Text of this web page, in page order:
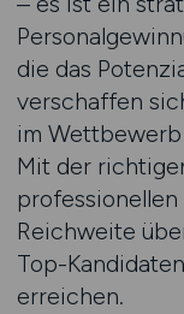
die das
verschaffen
im
Mit der
Reichweite
Top-
erreichen.